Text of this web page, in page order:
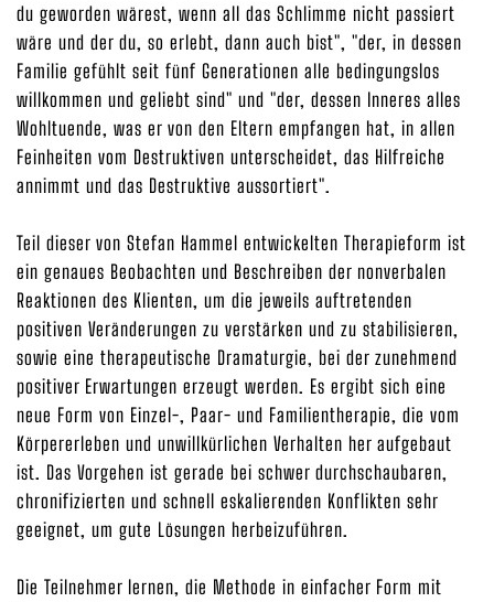
du geworden wärest, wenn all das Schlimme nicht passiert
wäre und der du, so erlebt, dann auch bist", "der, in dessen
Familie gefühlt seit fünf Generationen alle bedingungslos
willkommen und geliebt sind" und "der, dessen Inneres alles
Wohltuende, was er von den Eltern empfangen hat, in allen
Feinheiten vom Destruktiven unterscheidet, das Hilfreiche
annimmt und das Destruktive aussortiert".
Teil dieser von Stefan Hammel entwickelten Therapieform ist
ein genaues Beobachten und Beschreiben der nonverbalen
Reaktionen des Klienten, um die jeweils auftretenden
positiven Veränderungen zu verstärken und zu stabilisieren,
sowie eine therapeutische Dramaturgie, bei der zunehmend
positiver Erwartungen erzeugt werden. Es ergibt sich eine
neue Form von Einzel-, Paar- und Familientherapie, die vom
Körpererleben und unwillkürlichen Verhalten her aufgebaut
ist. Das Vorgehen ist gerade bei schwer durchschaubaren,
chronifizierten und schnell eskalierenden Konflikten sehr
geeignet, um gute Lösungen herbeizuführen.
Die Teilnehmer lernen, die Methode in einfacher Form mit